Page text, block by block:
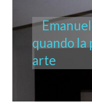
quando la
arte